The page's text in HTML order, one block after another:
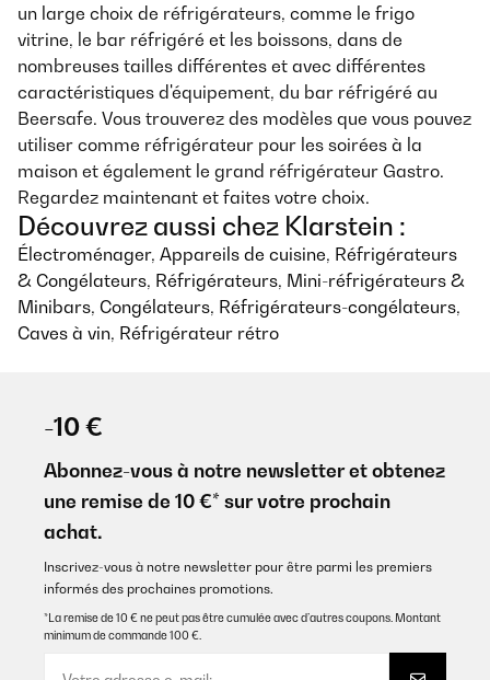
un large choix de réfrigérateurs, comme le frigo
vitrine, le bar réfrigéré et les boissons, dans de
nombreuses tailles différentes et avec différentes
caractéristiques d'équipement, du bar réfrigéré au
Beersafe. Vous trouverez des modèles que vous pouvez
utiliser comme réfrigérateur pour les soirées à la
maison et également le grand réfrigérateur Gastro.
Regardez maintenant et faites votre choix.
Découvrez aussi chez Klarstein :
Électroménager, Appareils de cuisine, Réfrigérateurs
& Congélateurs, Réfrigérateurs, Mini-réfrigérateurs &
Minibars, Congélateurs, Réfrigérateurs-congélateurs,
Caves à vin, Réfrigérateur rétro
-10 €
Abonnez-vous à notre newsletter et obtenez
une remise de 10 €* sur votre prochain
achat.
Inscrivez-vous à notre newsletter pour être parmi les premiers
informés des prochaines promotions.
*La remise de 10 € ne peut pas être cumulée avec d’autres coupons. Montant
minimum de commande 100 €.